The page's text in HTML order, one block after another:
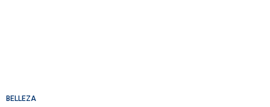
BELLEZA